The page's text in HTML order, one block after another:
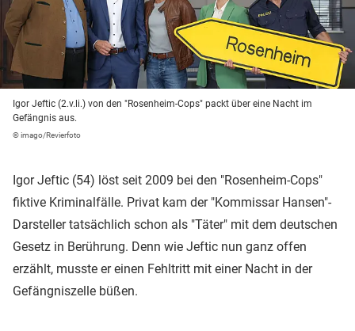
Igor Jeftic (2.v.li.) von den "Rosenheim-Cops" packt über eine Nacht im
Gefängnis aus.
© imago/Revierfoto
Igor Jeftic (54) löst seit 2009 bei den "Rosenheim-Cops"
fiktive Kriminalfälle. Privat kam der "Kommissar Hansen"-
Darsteller tatsächlich schon als "Täter" mit dem deutschen
Gesetz in Berührung. Denn wie Jeftic nun ganz offen
erzählt, musste er einen Fehltritt mit einer Nacht in der
Gefängniszelle büßen.